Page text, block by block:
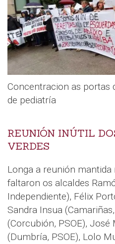
Concentracion as portas
de pediatría
REUNIÓN INÚTIL
VERDES
Longa a reunión
faltaron os alcaldes
Independiente), Félix
Sandra Insua
(Corcubión, PSOE), José
(Dumbría, PSOE), Lolo